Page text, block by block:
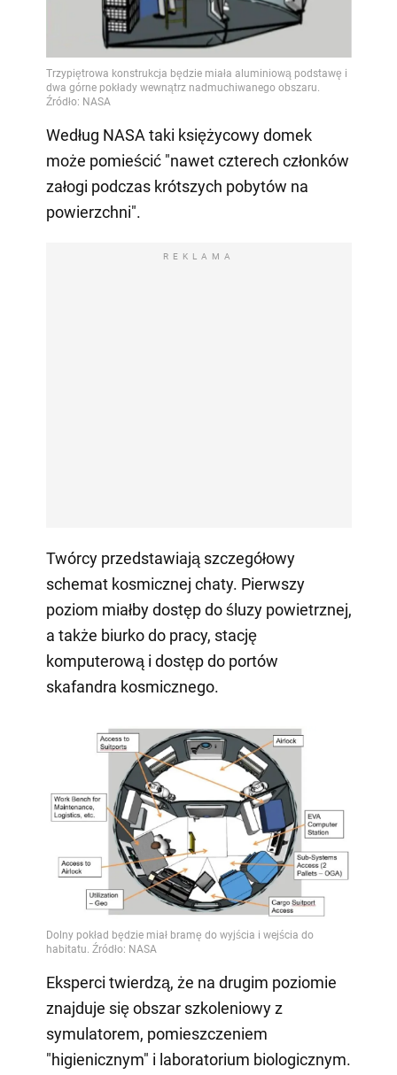
Według NASA taki księżycowy domek
może pomieścić "nawet czterech członków
załogi podczas krótszych pobytów na
powierzchni".
REKLAMA
Twórcy przedstawiają szczegółowy
schemat kosmicznej chaty. Pierwszy
poziom miałby dostęp do śluzy powietrznej,
a także biurko do pracy, stację
komputerową i dostęp do portów
skafandra kosmicznego.
Eksperci twierdzą, że na drugim poziomie
znajduje się obszar szkoleniowy z
symulatorem, pomieszczeniem
"higienicznym" i laboratorium biologicznym.